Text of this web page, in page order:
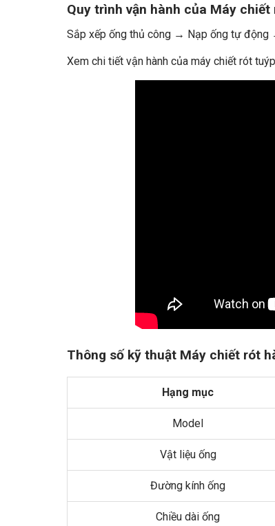
Quy trình vận hành của Máy
Sắp xếp ống thủ công → Nạp ống tự
Xem chi tiết vận hành của máy chiết rót
Thông số kỹ thuật Máy chiết rót
Hạng mục
Model
Vật liệu ống
Đường kính ống
Chiều dài ống